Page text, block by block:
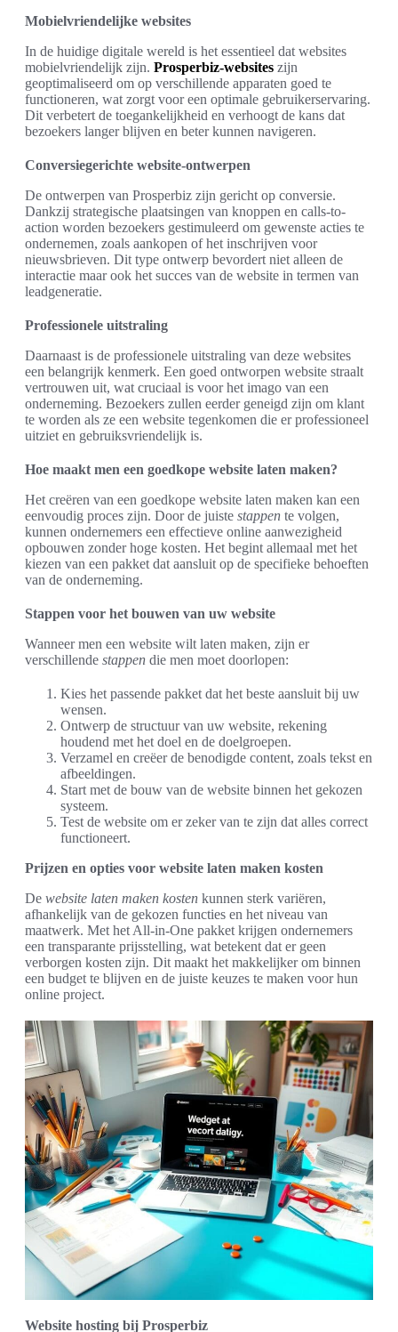
Mobielvriendelijke websites
In de huidige digitale wereld is het essentieel dat websites
mobielvriendelijk zijn. Prosperbiz-websites zijn
geoptimaliseerd om op verschillende apparaten goed te
functioneren, wat zorgt voor een optimale gebruikerservaring.
Dit verbetert de toegankelijkheid en verhoogt de kans dat
bezoekers langer blijven en beter kunnen navigeren.
Conversiegerichte website-ontwerpen
De ontwerpen van Prosperbiz zijn gericht op conversie.
Dankzij strategische plaatsingen van knoppen en calls-to-
action worden bezoekers gestimuleerd om gewenste acties te
ondernemen, zoals aankopen of het inschrijven voor
nieuwsbrieven. Dit type ontwerp bevordert niet alleen de
interactie maar ook het succes van de website in termen van
leadgeneratie.
Professionele uitstraling
Daarnaast is de professionele uitstraling van deze websites
een belangrijk kenmerk. Een goed ontworpen website straalt
vertrouwen uit, wat cruciaal is voor het imago van een
onderneming. Bezoekers zullen eerder geneigd zijn om klant
te worden als ze een website tegenkomen die er professioneel
uitziet en gebruiksvriendelijk is.
Hoe maakt men een goedkope website laten maken?
Het creëren van een goedkope website laten maken kan een
eenvoudig proces zijn. Door de juiste stappen te volgen,
kunnen ondernemers een effectieve online aanwezigheid
opbouwen zonder hoge kosten. Het begint allemaal met het
kiezen van een pakket dat aansluit op de specifieke behoeften
van de onderneming.
Stappen voor het bouwen van uw website
Wanneer men een website wilt laten maken, zijn er
verschillende stappen die men moet doorlopen:
Kies het passende pakket dat het beste aansluit bij uw
wensen.
Ontwerp de structuur van uw website, rekening
houdend met het doel en de doelgroepen.
Verzamel en creëer de benodigde content, zoals tekst en
afbeeldingen.
Start met de bouw van de website binnen het gekozen
systeem.
Test de website om er zeker van te zijn dat alles correct
functioneert.
Prijzen en opties voor website laten maken kosten
De website laten maken kosten kunnen sterk variëren,
afhankelijk van de gekozen functies en het niveau van
maatwerk. Met het All-in-One pakket krijgen ondernemers
een transparante prijsstelling, wat betekent dat er geen
verborgen kosten zijn. Dit maakt het makkelijker om binnen
een budget te blijven en de juiste keuzes te maken voor hun
online project.
Website hosting bij Prosperbiz